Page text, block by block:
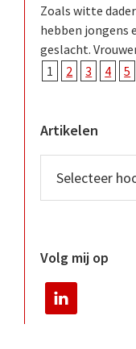
Zoals witte
hebben jongens
geslacht.
1
2 3 4 5
Artikelen
Volg mij op